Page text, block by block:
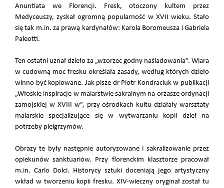
Anuntiata we Florencji. Fresk, otoczony kultem przez
Medyceuszy, zyskał ogromną popularność w XVII wieku. Stało
się tak m.in. za prawą kardynałów: Karola Boromeusza i Gabriela
Paleotti.
Ten ostatni uznał dzieło za „wzorzec godny naśladowania”. Wiara
w cudowną moc fresku określała zasady, według których dzieło
winno być kopiowane. Jak pisze dr Piotr Kondraciuk w publikacji
„Włoskie inspiracje w malarstwie sakralnym na orzasze ordynacji
zamojskiej w XVIII w”, przy ośrodkach kultu działały warsztaty
malarskie specjalizujące się w wytwarzaniu kopii dzieł na
potrzeby pielgrzymów.
Obrazy te były następnie autoryzowane i sakralizowanie przez
opiekunów sanktuariów. Przy florenckim klasztorze pracował
m.in. Carlo Dolci. Historycy sztuki doceniają jego artystyczny
wkład w tworzeniu kopii fresku. XIV-wieczny oryginał został tu